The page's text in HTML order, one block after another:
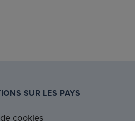
SUR LES PAYS
cookies